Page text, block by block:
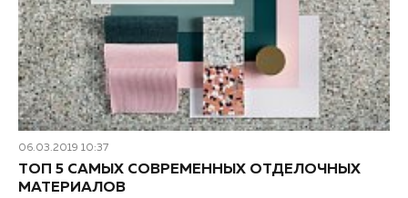
06.03.2019 10:37
ТОП 5 САМЫХ СОВРЕМЕННЫХ ОТДЕЛОЧНЫХ
МАТЕРИАЛОВ